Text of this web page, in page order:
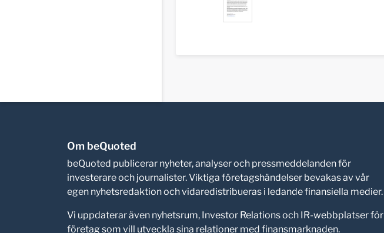
Om beQuoted
beQuoted publicerar nyheter, analyser och pressmeddelanden för
investerare och journalister. Viktiga företagshändelser bevakas av vår
egen nyhetsredaktion och vidaredistribueras i ledande finansiella medier.
Vi uppdaterar även nyhetsrum, Investor Relations och IR-webbplatser för
företag som vill utveckla sina relationer med finansmarknaden.